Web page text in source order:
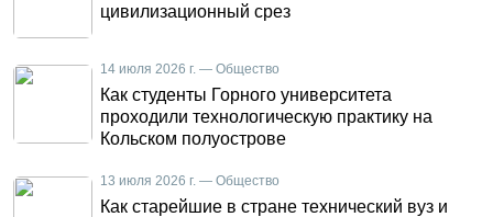
цивилизационный срез
14 июля 2026 г. — Общество
Как студенты Горного университета
проходили технологическую практику на
Кольском полуострове
13 июля 2026 г. — Общество
Как старейшие в стране технический вуз и